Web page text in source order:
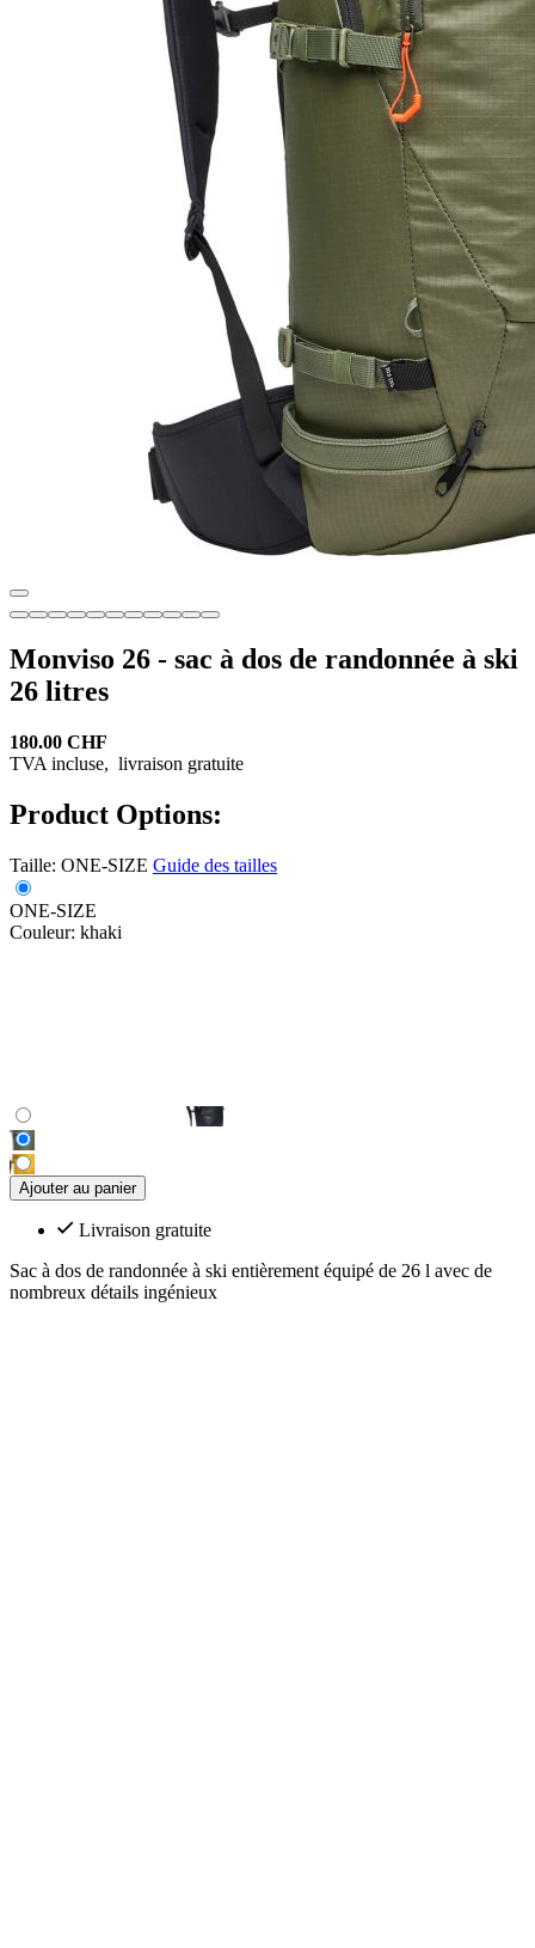
Monviso 26 - sac à dos de randonnée à ski
26 litres
180.00 CHF
TVA incluse, livraison gratuite
Product Options:
Taille: ONE-SIZE Guide des tailles
ONE-SIZE
Couleur: khaki
Ajouter au panier
Livraison gratuite
Sac à dos de randonnée à ski entièrement équipé de 26 l avec de
nombreux détails ingénieux